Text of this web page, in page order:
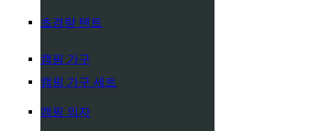
초경량 텐트
캠핑 가구
캠핑 가구 세트
캠핑 의자